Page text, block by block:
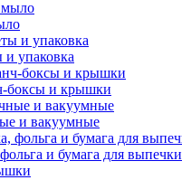
упаковка
боксы и крышки
и вакуумные
и бумага для выпечки